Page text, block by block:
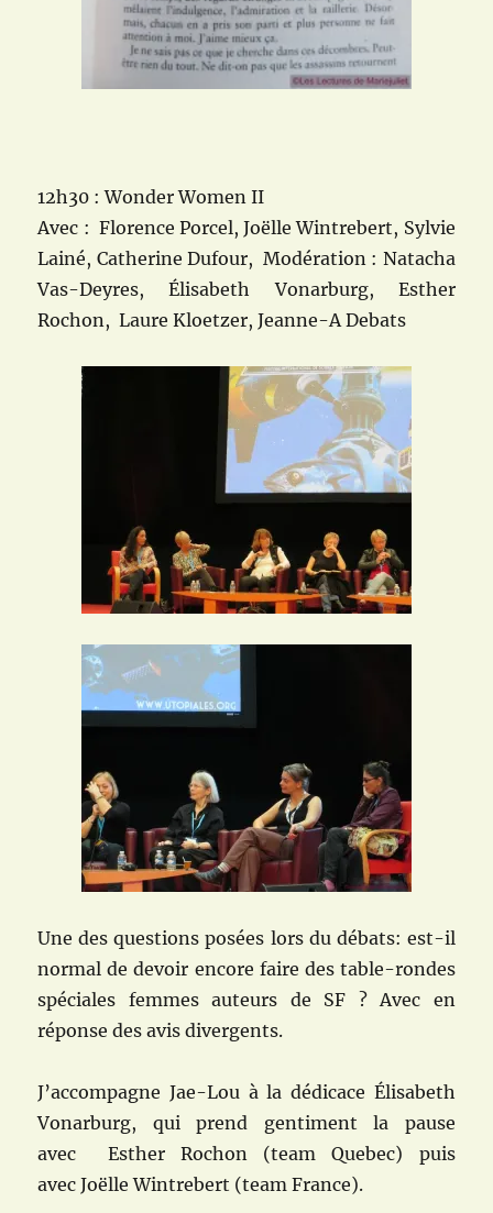
12h30 : Wonder Women II
Avec : Florence Porcel,Joëlle Wintrebert, Sylvie
Lainé, Catherine Dufour, Modération : Natacha
Vas-Deyres, Élisabeth Vonarburg, Esther
Rochon, Laure Kloetzer, Jeanne-A Debats
Une des questions posées lors du débats: est-il
normal de devoir encore faire des table-rondes
spéciales femmes auteurs de SF ? Avec en
réponse des avis divergents.
J’accompagne Jae-Lou à la dédicace Élisabeth
Vonarburg, qui prend gentiment la pause
avec
Esther Rochon (team Quebec) puis
avecJoëlle Wintrebert (team France).